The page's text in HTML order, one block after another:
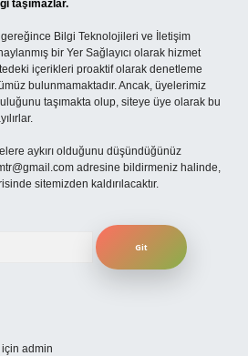
taşımazlar.
gereğince Bilgi Teknolojileri ve İletişim
bir Yer Sağlayıcı olarak hizmet
içerikleri proaktif olarak denetleme
bulunmamaktadır. Ancak, üyelerimiz
taşımakta olup, siteye üye olarak bu
aykırı olduğunu düşündüğünüz
adresine bildirmeniz halinde,
sitemizden kaldırılacaktır.
için admin